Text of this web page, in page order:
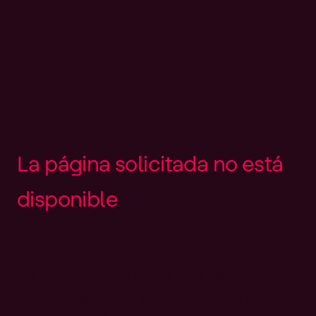
La página solicitada no está
disponible